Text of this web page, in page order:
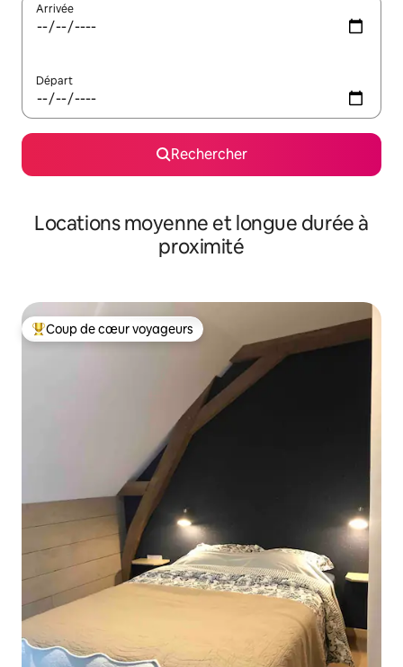
Arrivée
Départ
Rechercher
Locations moyenne et longue durée à
proximité
Coups de cœur voyageurs les plus appréciés
Coup de cœur voyageurs